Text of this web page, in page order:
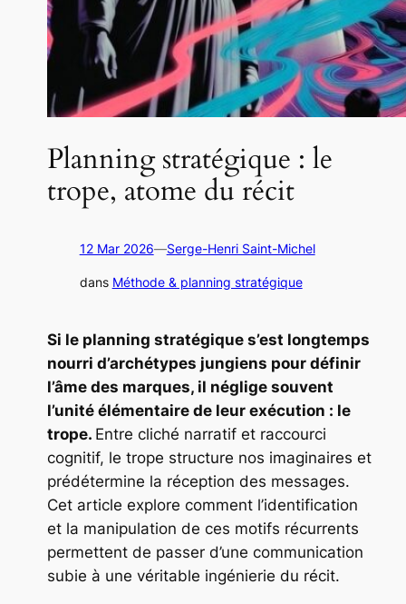
Planning stratégique : le
trope, atome du récit
12 Mar 2026—Serge-Henri Saint-Michel
dans Méthode & planning stratégique
Si le planning stratégique s’est longtemps
nourri d’archétypes jungiens pour définir
l’âme des marques, il néglige souvent
l’unité élémentaire de leur exécution : le
trope. Entre cliché narratif et raccourci
cognitif, le trope structure nos imaginaires et
prédétermine la réception des messages.
Cet article explore comment l’identification
et la manipulation de ces motifs récurrents
permettent de passer d’une communication
subie à une véritable ingénierie du récit.